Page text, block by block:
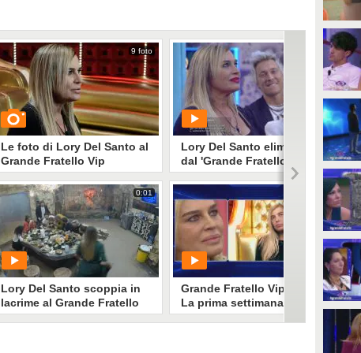
9 foto
Le foto di Lory Del Santo al
Grande Fratello Vip
GUARDA
125903• diSpettacolo Fanpage
0:01
Lory Del Santo scoppia in
lacrime al Grande Fratello
Vip
0:01
Lory Del Santo eliminata
dal 'Grande Fratello Vip
2018'
PLAY
5410• di Mediaset
0:01
Grande Fratello Vip 2018:
La prima settimana di Lory
Del Santo